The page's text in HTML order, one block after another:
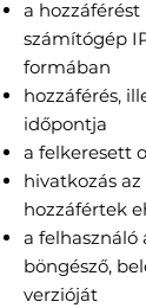
a
számítógép
formában
hozzáférés,
időpontja
a felkeresett
hivatkozás
hozzáfértek
a
böngésző,
verzióját